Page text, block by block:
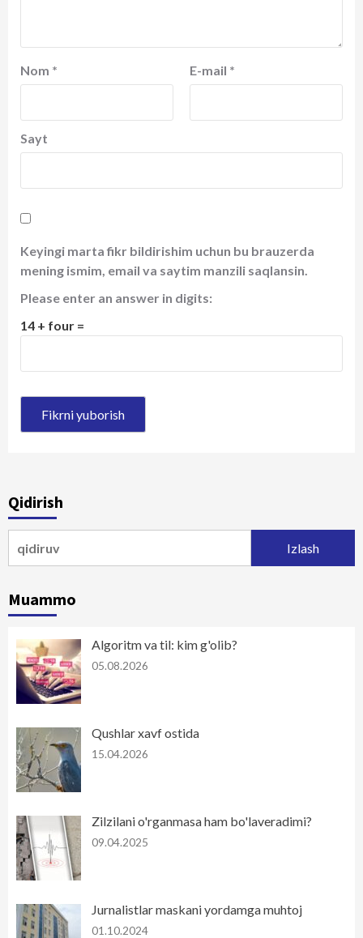
Nom * E-mail *
Sayt
Keyingi marta fikr bildirishim uchun bu brauzerda
mening ismim, email va saytim manzili saqlansin.
Please enter an answer in digits:
14 + four =
Qidirish
Muammo
Algoritm va til: kim g'olib?
05.08.2026
Qushlar xavf ostida
15.04.2026
Zilzilani o'rganmasa ham bo'laveradimi?
09.04.2025
Jurnalistlar maskani yordamga muhtoj
01.10.2024